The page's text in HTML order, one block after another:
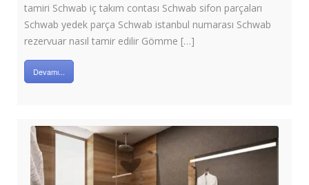
tamiri Schwab iç takım contası Schwab sifon parçaları
Schwab yedek parça Schwab istanbul numarası Schwab
rezervuar nasıl tamir edilir Gömme […]
Devamı...